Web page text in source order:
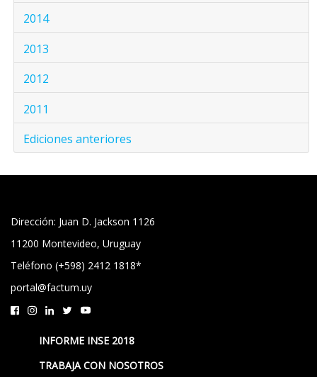
2014
2013
2012
2011
Ediciones anteriores
Dirección: Juan D. Jackson 1126
11200 Montevideo, Uruguay
Teléfono (+598) 2412 1818*
portal@factum.uy
INFORME INSE 2018
TRABAJA CON NOSOTROS